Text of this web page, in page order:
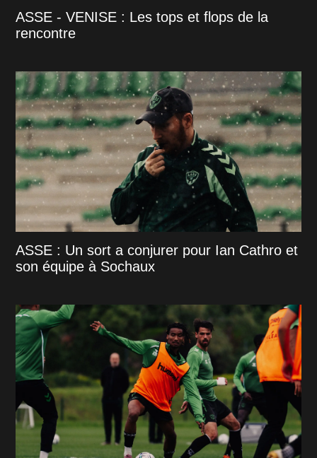
ASSE - VENISE : Les tops et flops de la
rencontre
ASSE : Un sort a conjurer pour Ian Cathro et
son équipe à Sochaux